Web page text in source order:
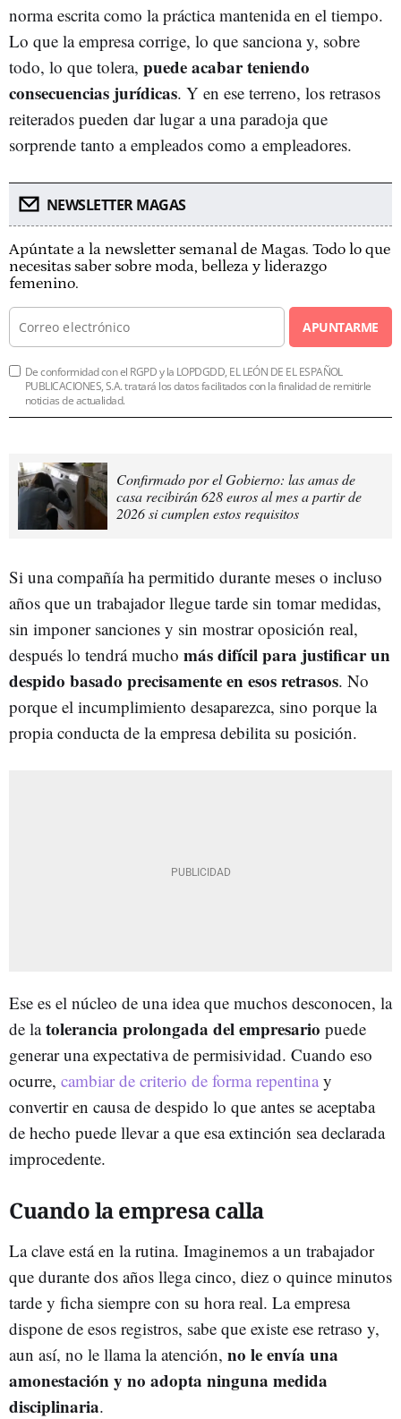
norma escrita como la práctica mantenida en el tiempo.
Lo que la empresa corrige, lo que sanciona y, sobre
todo, lo que tolera, puede acabar teniendo
consecuencias jurídicas. Y en ese terreno, los retrasos
reiterados pueden dar lugar a una paradoja que
sorprende tanto a empleados como a empleadores.
NEWSLETTER MAGAS
Apúntate a la newsletter semanal de Magas. Todo lo que
necesitas saber sobre moda, belleza y liderazgo
femenino.
APUNTARME
De conformidad con el RGPD y la LOPDGDD, EL LEÓN DE EL ESPAÑOL
PUBLICACIONES, S.A. tratará los datos facilitados con la finalidad de remitirle
noticias de actualidad.
Confirmado por el Gobierno: las amas de
casa recibirán 628 euros al mes a partir de
2026 si cumplen estos requisitos
Si una compañía ha permitido durante meses o incluso
años que un trabajador llegue tarde sin tomar medidas,
sin imponer sanciones y sin mostrar oposición real,
después lo tendrá mucho más difícil para justificar un
despido basado precisamente en esos retrasos. No
porque el incumplimiento desaparezca, sino porque la
propia conducta de la empresa debilita su posición.
Ese es el núcleo de una idea que muchos desconocen, la
de latolerancia prolongada del empresario puede
generar una expectativa de permisividad. Cuando eso
ocurre, cambiar de criterio de forma repentina y
convertir en causa de despido lo que antes se aceptaba
de hecho puede llevar a que esa extinción sea declarada
improcedente.
Cuando la empresa calla
La clave está en la rutina. Imaginemos a un trabajador
que durante dos años llega cinco, diez o quince minutos
tarde y ficha siempre con su hora real. La empresa
dispone de esos registros, sabe que existe ese retraso y,
aun así, no le llama la atención, no le envía una
amonestación y no adopta ninguna medida
disciplinaria.